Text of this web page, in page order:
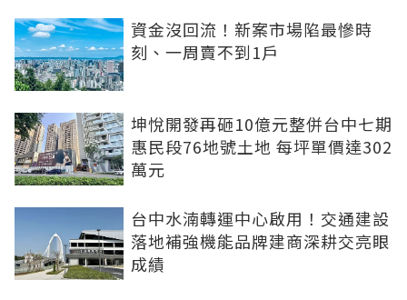
資金沒回流！新案市場陷最慘時
刻、一周賣不到1戶
坤悅開發再砸10億元整併台中七期
惠民段76地號土地 每坪單價達302
萬元
台中水湳轉運中心啟用！交通建設
落地補強機能品牌建商深耕交亮眼
成績